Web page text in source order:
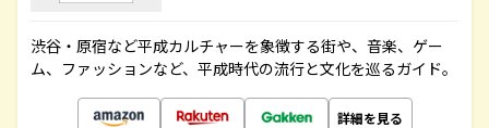
渋谷・原宿など平成カルチャーを象徴する街や、音楽、ゲー
ム、ファッションなど、平成時代の流行と文化を巡るガイド。
詳細を見る